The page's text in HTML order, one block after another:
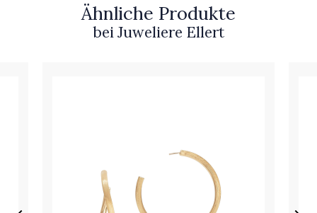
Ähnliche Produkte
bei Juweliere Ellert